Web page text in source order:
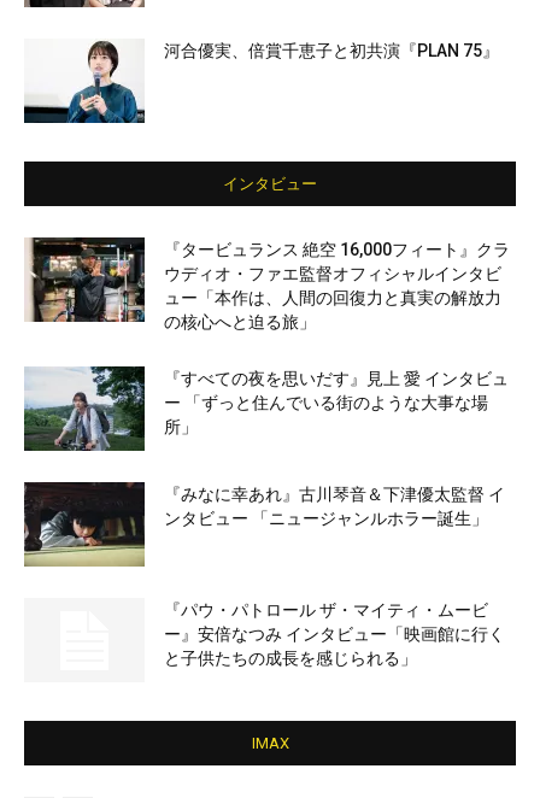
河合優実、倍賞千恵子と初共演『PLAN 75』
インタビュー
『タービュランス 絶空 16,000フィート』クラ
ウディオ・ファエ監督オフィシャルインタビ
ュー「本作は、人間の回復力と真実の解放力
の核心へと迫る旅」
『すべての夜を思いだす』見上 愛 インタビュ
ー 「ずっと住んでいる街のような大事な場
所」
『みなに幸あれ』古川琴音＆下津優太監督 イ
ンタビュー 「ニュージャンルホラー誕生」
『パウ・パトロール ザ・マイティ・ムービ
ー』安倍なつみ インタビュー「映画館に行く
と子供たちの成長を感じられる」
IMAX